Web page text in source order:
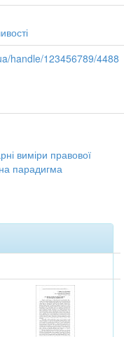
handle/123456789/4488
виміри правової
парадигма